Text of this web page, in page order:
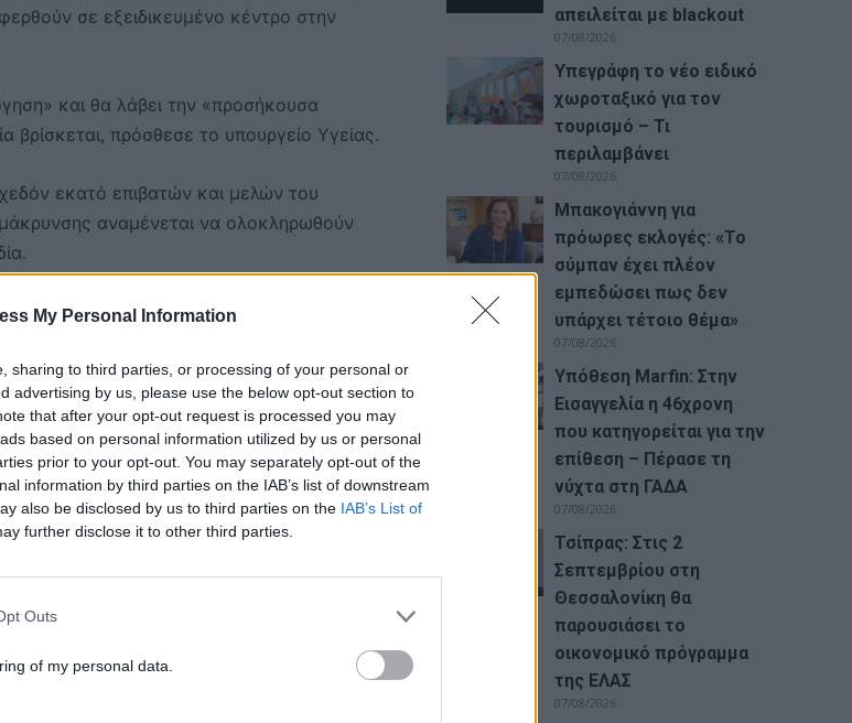
My Personal Information
sharing to third parties, or processing of your personal or
advertising by us, please use the below opt-out section to
that after your opt-out request is processed you may
based on personal information utilized by us or personal
prior to your opt-out. You may separately opt-out of the
information by third parties on the IAB’s list of downstream
also be disclosed by us to third parties on the IAB’s List of
further disclose it to other third parties.
Outs
of my personal data.
σε εξειδικευμένο κέντρο στην
και θα λάβει την «προσήκουσα
βρίσκεται, πρόσθεσε το υπουργείο Υγείας.
εκατό επιβατών και μελών του
αναμένεται να ολοκληρωθούν
Άνδεων, είναι σπάνιο στέλεχος που
μπορεί να φθάνει ως και τις έξι
απειλείται με blackout
07/08/2026
Υπεγράφη το νέο ειδικό
χωροταξικό για τον
τουρισμό – Τι
περιλαμβάνει
07/08/2026
Μπακογιάννη για
πρόωρες εκλογές: «Το
σύμπαν έχει πλέον
εμπεδώσει πως δεν
υπάρχει τέτοιο θέμα»
07/08/2026
Υπόθεση Marfin: Στην
Εισαγγελία η 46χρονη
που κατηγορείται για την
επίθεση – Πέρασε τη
νύχτα στη ΓΑΔΑ
07/08/2026
Τσίπρας: Στις 2
Σεπτεμβρίου στη
Θεσσαλονίκη θα
παρουσιάσει το
οικονομικό πρόγραμμα
της ΕΛΑΣ
07/08/2026